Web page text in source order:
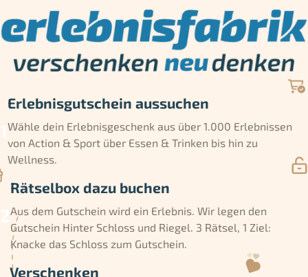
Erlebnisgutschein aussuchen
Wähle dein Erlebnisgeschenk aus über 1.000 Erlebnissen
von Action & Sport über Essen & Trinken bis hin zu
Wellness.
Rätselbox dazu buchen
Aus dem Gutschein wird ein Erlebnis. Wir legen den
Gutschein Hinter Schloss und Riegel. 3 Rätsel, 1 Ziel:
Knacke das Schloss zum Gutschein.
Verschenken